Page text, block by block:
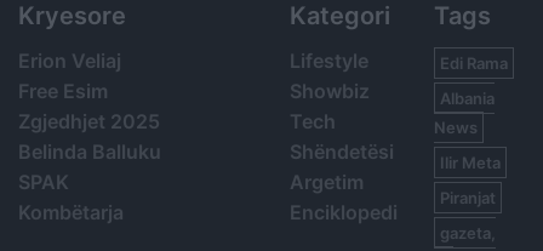
Kryesore
Erion Veliaj
Free Esim
Zgjedhjet 2025
Belinda Balluku
SPAK
Kombëtarja
Kategori
Lifestyle
Showbiz
Tech
Shëndetësi
Argetim
Enciklopedi
Tags
Edi Rama
Albania
News
Ilir Meta
Piranjat
gazeta,